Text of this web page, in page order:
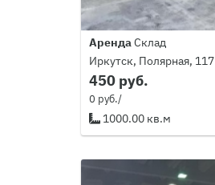
АрендаСклад
Иркутск, Полярная, 117
450 руб.
0 руб./
1000.00 кв.м